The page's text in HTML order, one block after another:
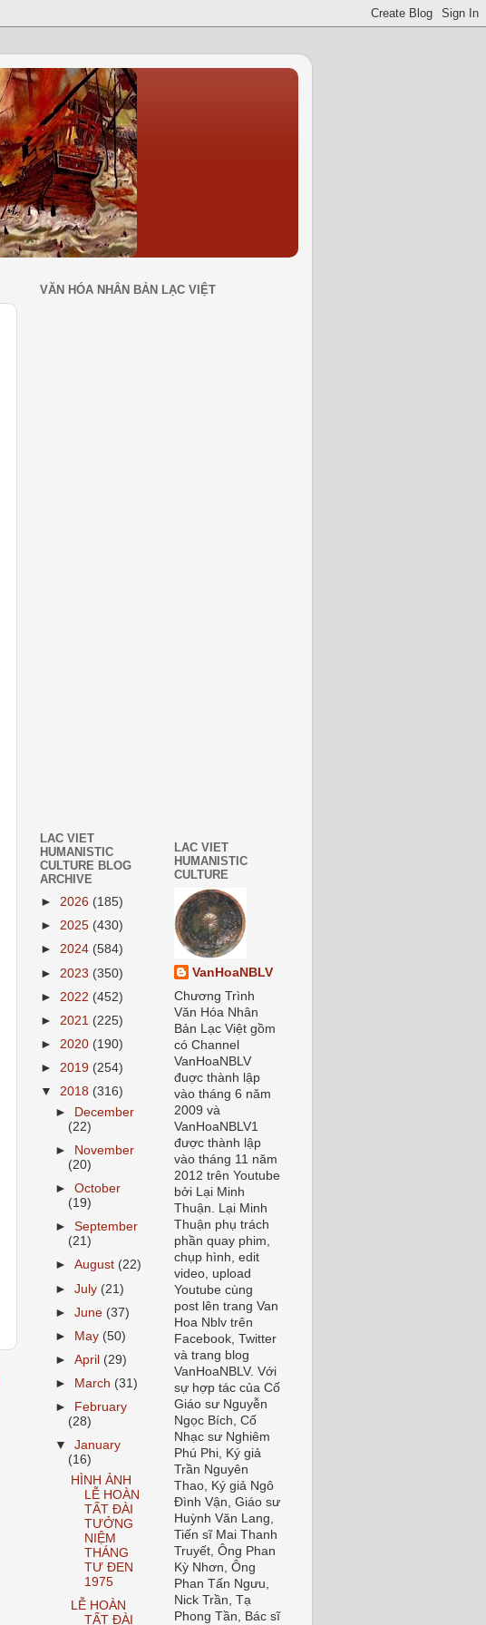
VĂN HÓA NHÂN BẢN LẠC VIỆT
LAC VIET
HUMANISTIC
CULTURE BLOG
ARCHIVE
► 2026 (185)
► 2025 (430)
► 2024 (584)
► 2023 (350)
► 2022 (452)
► 2021 (225)
► 2020 (190)
► 2019 (254)
▼ 2018 (316)
►
December
(22)
►
November
(20)
►October
(19)
►September
(21)
►August (22)
►July (21)
►June (37)
►
May (50)
►April (29)
►
March (31)
►
February
(28)
▼January
(16)
HÌNH ẢNH
LỄ HOÀN
TẤT ĐÀI
TƯỞNG
NIỆM
THÁNG
TƯ ĐEN
1975
LỄ HOÀN
TẤT ĐÀI
LAC VIET
HUMANISTIC
CULTURE
VanHoaNBLV
Chương Trình
Văn Hóa Nhân
Bản Lạc Việt gồm
có Channel
VanHoaNBLV
đuợc thành lập
vào tháng 6 năm
2009 và
VanHoaNBLV1
được thành lập
vào tháng 11 năm
2012 trên Youtube
bởi Lại Minh
Thuận. Lại Minh
Thuận phụ trách
phần quay phim,
chụp hình, edit
video, upload
Youtube cùng
post lên trang Van
Hoa Nblv trên
Facebook, Twitter
và trang blog
VanHoaNBLV. Với
sự hợp tác của Cố
Giáo sư Nguyễn
Ngọc Bích, Cố
Nhạc sư Nghiêm
Phú Phi, Ký giả
Trần Nguyên
Thao, Ký giả Ngô
Đình Vận, Giáo sư
Huỳnh Văn Lang,
Tiến sĩ Mai Thanh
Truyết, Ông Phan
Kỳ Nhơn, Ông
Phan Tấn Ngưu,
Nick Trần, Tạ
Phong Tần, Bác sĩ